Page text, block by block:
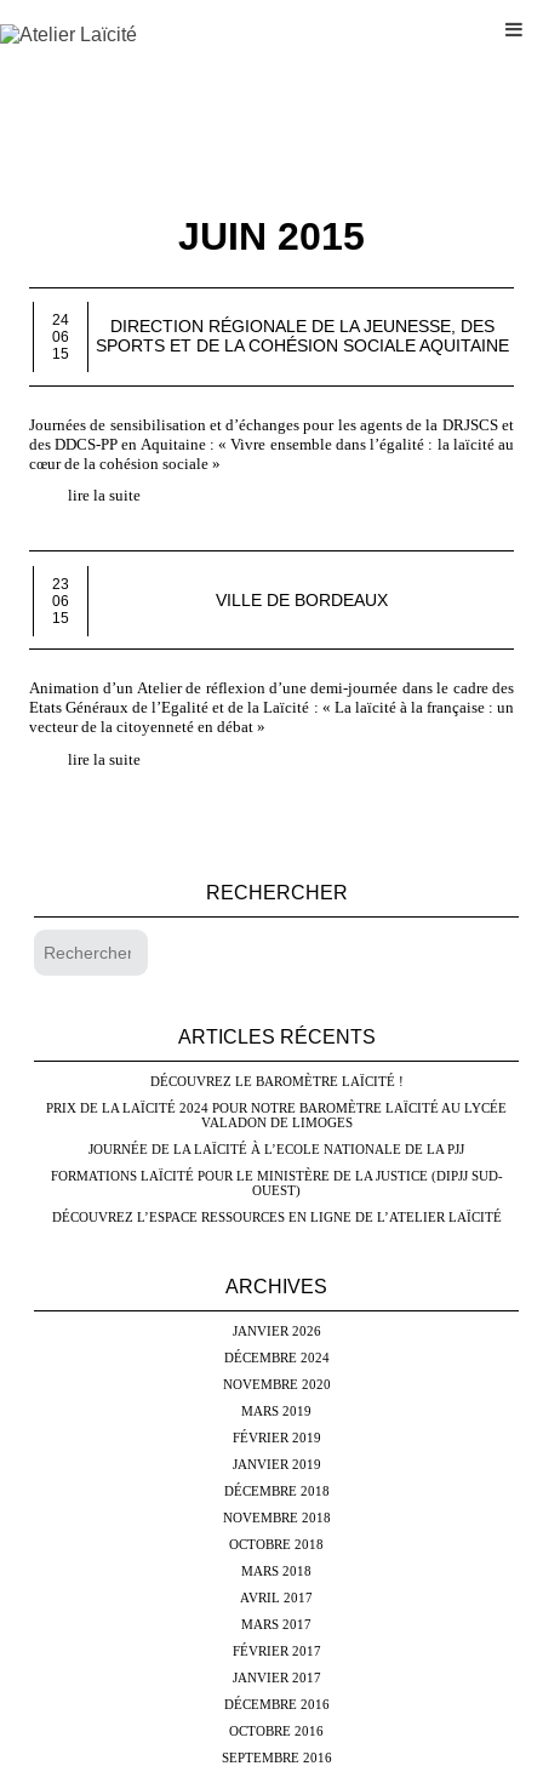
JUIN 2015
24
06
15
DIRECTION RÉGIONALE DE LA JEUNESSE, DES
SPORTS ET DE LA COHÉSION SOCIALE AQUITAINE
Journées de sensibilisation et d’échanges pour les agents de la DRJSCS et
des DDCS-PP en Aquitaine : « Vivre ensemble dans l’égalité : la laïcité au
cœur de la cohésion sociale »
lire la suite
23
06
15
VILLE DE BORDEAUX
Animation d’un Atelier de réflexion d’une demi-journée dans le cadre des
Etats Généraux de l’Egalité et de la Laïcité : « La laïcité à la française : un
vecteur de la citoyenneté en débat »
lire la suite
RECHERCHER
ARTICLES RÉCENTS
DÉCOUVREZ LE BAROMÈTRE LAÏCITÉ !
PRIX DE LA LAÏCITÉ 2024 POUR NOTRE BAROMÈTRE LAÏCITÉ AU LYCÉE
VALADON DE LIMOGES
JOURNÉE DE LA LAÏCITÉ À L’ECOLE NATIONALE DE LA PJJ
FORMATIONS LAÏCITÉ POUR LE MINISTÈRE DE LA JUSTICE (DIPJJ SUD-
OUEST)
DÉCOUVREZ L’ESPACE RESSOURCES EN LIGNE DE L’ATELIER LAÏCITÉ
ARCHIVES
JANVIER 2026
DÉCEMBRE 2024
NOVEMBRE 2020
MARS 2019
FÉVRIER 2019
JANVIER 2019
DÉCEMBRE 2018
NOVEMBRE 2018
OCTOBRE 2018
MARS 2018
AVRIL 2017
MARS 2017
FÉVRIER 2017
JANVIER 2017
DÉCEMBRE 2016
OCTOBRE 2016
SEPTEMBRE 2016